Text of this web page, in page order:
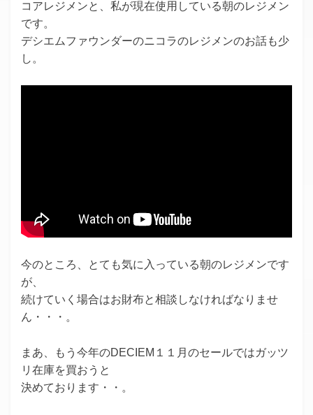
コアレジメンと、私が現在使用している朝のレジメン
です。
デシエムファウンダーのニコラのレジメンのお話も少
し。
今のところ、とても気に入っている朝のレジメンです
が、
続けていく場合はお財布と相談しなければなりませ
ん・・・。
まあ、もう今年のDECIEM１１月のセールではガッツ
リ在庫を買おうと
決めております・・。